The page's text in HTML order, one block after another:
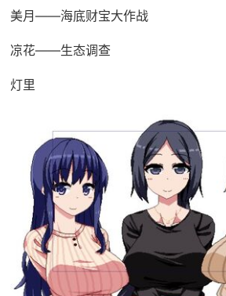
美月——海底财宝大作战
凉花——生态调查
灯里